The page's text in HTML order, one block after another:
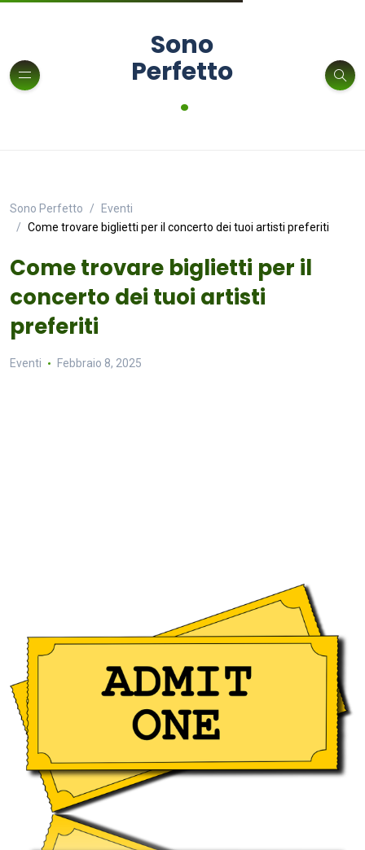
Sono
Perfetto
.
Sono Perfetto
Eventi
Come trovare biglietti per il concerto dei tuoi artisti preferiti
Come trovare biglietti per il
concerto dei tuoi artisti
preferiti
Eventi Febbraio 8, 2025